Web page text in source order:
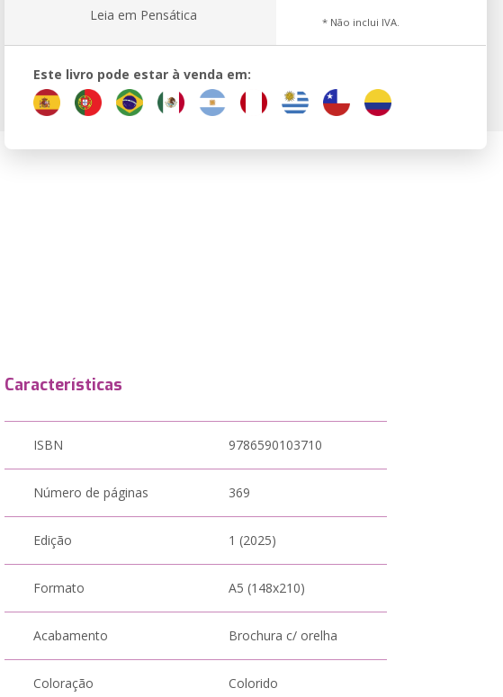
* Não inclui IVA.
Leia em Pensática
Este livro pode estar à venda em:
Características
ISBN 9786590103710
Número de páginas 369
Edição 1 (2025)
Formato A5 (148x210)
Acabamento Brochura c/ orelha
Coloração Colorido